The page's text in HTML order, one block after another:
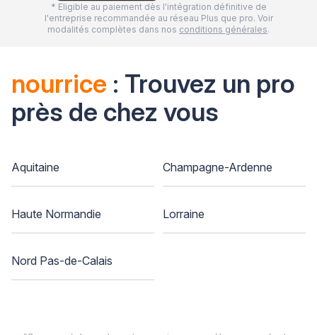
* Eligible au paiement dès l'intégration définitive de
l'entreprise recommandée au réseau Plus que pro. Voir
modalités complètes dans nos conditions générales.
nourrice : Trouvez un pro
près de chez vous
Aquitaine Champagne-Ardenne
Haute Normandie Lorraine
Nord Pas-de-Calais